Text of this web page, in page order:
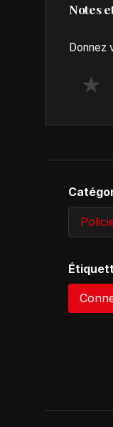
Notes
Donnez
★